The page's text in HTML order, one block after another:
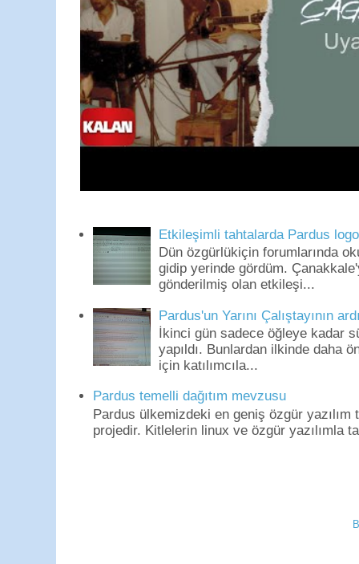
Etkileşimli tahtalarda Pardus
Dün özgürlükiçin forumlarında
gidip yerinde gördüm.
gönderilmiş olan etkileşi...
Pardus'un Yarını Çalıştayının
İkinci gün sadece öğleye kadar
yapıldı. Bunlardan ilkinde daha
için katılımcıla...
Pardus temelli dağıtım mevzusu
Pardus ülkemizdeki en geniş özgür
projedir. Kitlelerin linux ve özgür yazılımla